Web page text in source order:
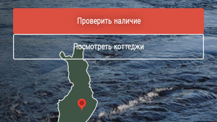
Проверить наличие
Посмотреть коттеджи